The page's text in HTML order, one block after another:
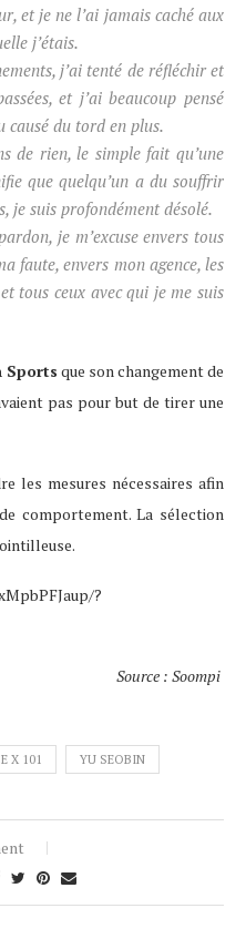
et je ne l’ai jamais caché aux
j’étais.
j’ai tenté de réfléchir et
et j’ai beaucoup pensé
causé du tord en plus.
de rien, le simple fait qu’une
que quelqu’un a du souffrir
je suis profondément désolé.
je m’excuse envers tous
faute, envers mon agence, les
tous ceux avec qui je me suis
que son changement de
pas pour but de tirer une
les mesures nécessaires afin
comportement. La sélection
?
Source : Soompi
X 101 YU SEOBIN